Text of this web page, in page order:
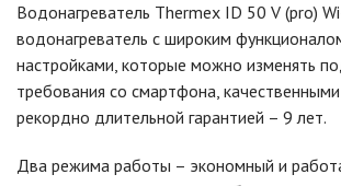
Водонагреватель Thermex ID 50 V (pro)
водонагреватель с широким
настройками, которые можно изменять
требования со смартфона,
рекордно длительной гарантией – 9 лет.
Два режима работы – экономный и